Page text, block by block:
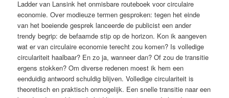
Ladder van Lansink het onmisbare routeboek voor circulaire
economie. Over modieuze termen gesproken: tegen het einde
van het boeiende gesprek lanceerde de publicist een ander
trendy begrip: de befaamde stip op de horizon. Kon ik aangeven
wat er van circulaire economie terecht zou komen? Is volledige
circulariteit haalbaar? En zo ja, wanneer dan? Of zou de transitie
ergens stokken? Om diverse redenen moest ik hem een
eenduidig antwoord schuldig blijven. Volledige circulariteit is
theoretisch en praktisch onmogelijk. Een snelle transitie naar een